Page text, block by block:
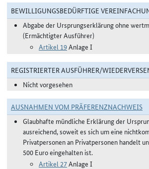
BEWILLIGUNGSBEDÜRFTIGE
Abgabe der Ursprungserklärung ohne
(Ermächtigter Ausführer)
Artikel 19Anlage I
REGISTRIERTER AUSFÜHRER/
Nicht vorgesehen
AUSNAHMEN VOM PRÄFERENZNACHWEIS
Glaubhafte mündliche Erklärung der
ausreichend, soweit es sich um eine
Privatpersonen an Privatpersonen handelt
500 Euro eingehalten ist.
Artikel 27Anlage I